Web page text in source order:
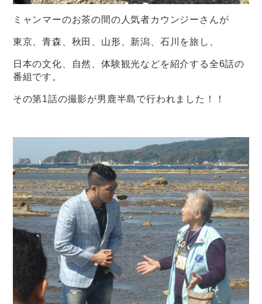
ミャンマーのお茶の間の人気者カウンジーさんが
東京、青森、秋田、山形、新潟、石川を旅し、
日本の文化、自然、体験観光などを紹介する全6話の
番組です。
その第1話の撮影が男鹿半島で行われました！！